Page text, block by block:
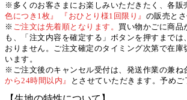
※多くのお客さまにお楽しみいただきたく、各販
色につき1枚』 『おひとり様1回限り』 の販売と
※ ご注文は先着順となります。 買い物かごに商品
も、「注文内容を確定する」ボタンを押すまでは
おりません。ご注文確定のタイミング次第で在庫
います。
※ご注文後のキャンセル受付は、発送作業の兼ね
から24時間以内』
とさせていただきます。予めご